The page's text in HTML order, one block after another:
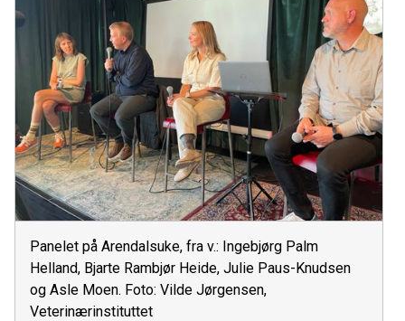
Panelet på Arendalsuke, fra v.: Ingebjørg Palm
Helland, Bjarte Rambjør Heide, Julie Paus-Knudsen
og Asle Moen. Foto: Vilde Jørgensen,
Veterinærinstituttet